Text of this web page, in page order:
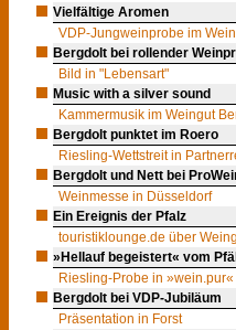
Vielfältige Aromen
VDP-Jungweinprobe im
Bergdolt bei rollender
Bild in "Lebensart"
Music with a silver sound
Kammermusik im Weingut
Bergdolt punktet im Roero
Riesling-Wettstreit in
Bergdolt und Nett bei
Weinmesse in Düsseldorf
Ein Ereignis der Pfalz
touristiklounge.de über
»Hellauf begeistert« vom
Riesling-Probe in »wein.pur«
Bergdolt bei VDP-Jubiläum
Präsentation in Forst